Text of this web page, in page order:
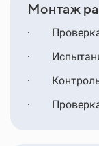
Монтаж
·
·
·
·